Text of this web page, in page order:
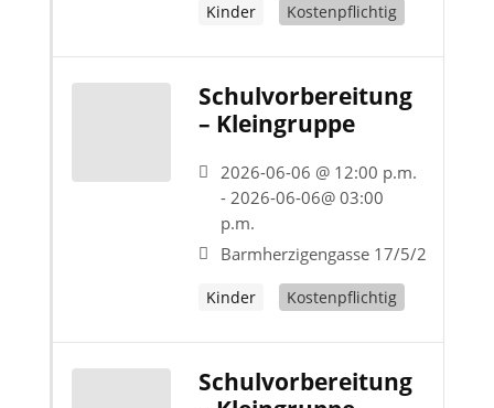
Kinder Kostenpflichtig
Schulvorbereitung
– Kleingruppe
2026-06-06 @ 12:00 p.m.
- 2026-06-06@ 03:00
p.m.
Barmherzigengasse 17/5/2
Kinder Kostenpflichtig
Schulvorbereitung